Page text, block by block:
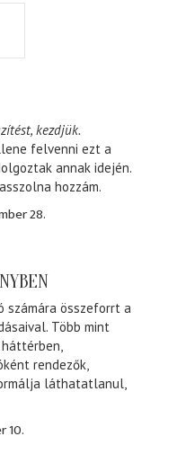
kezdjük.
felvenni ezt a
annak idején.
hozzám.
28.
számára összeforrt a
Több mint
rendezők,
láthatatlanul,
10.